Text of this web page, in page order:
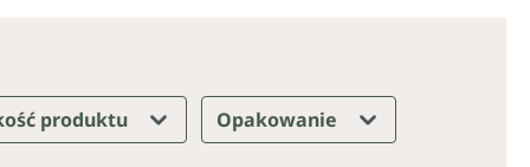
produktu Opakowanie